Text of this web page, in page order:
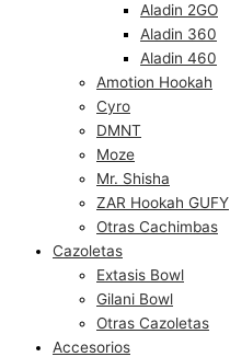
Aladin 2GO
Aladin 360
Aladin 460
Amotion Hookah
Cyro
DMNT
Moze
Mr. Shisha
ZAR Hookah GUFY
Otras Cachimbas
Cazoletas
Extasis Bowl
Gilani Bowl
Otras Cazoletas
Accesorios